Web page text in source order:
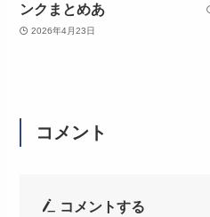
ンクまとめあ
2026年4月23日
コメント
コメントする